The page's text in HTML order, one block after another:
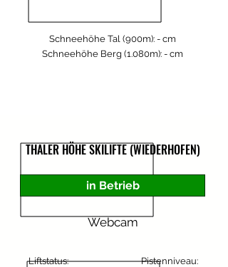
Schneehöhe Tal (900m): - cm
Schneehöhe Berg (1.080m): - cm
in Betrieb
Pistenniveau:
Liftstatus:
THALER HÖHE SKILIFTE (WIEDERHOFEN)
Webcam